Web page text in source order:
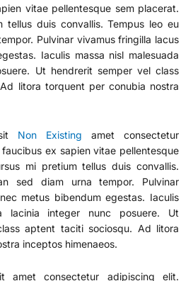
vitae pellentesque sem placerat.
tellus duis convallis. Tempus leo eu
Pulvinar vivamus fringilla lacus
Iaculis massa nisl malesuada
Ut hendrerit semper vel class
litora torquent per conubia nostra
Non Existing amet consectetur
ex sapien vitae pellentesque
mi pretium tellus duis convallis.
sed diam urna tempor. Pulvinar
metus bibendum egestas. Iaculis
lacinia integer nunc posuere. Ut
aptent taciti sociosqu. Ad litora
inceptos himenaeos.
amet consectetur adipiscing elit.